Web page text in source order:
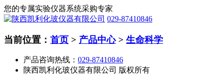
您的专属实验仪器系统采购专家
029-87410846
当前位置： 首页 > 产品中心> 生命科学
产品咨询热线： 029-87410846
陕西凯利化玻仪器有限公司 版权所有